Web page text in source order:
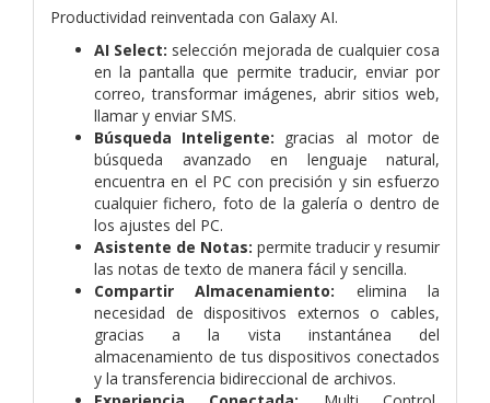
Productividad reinventada con Galaxy AI.
AI Select: selección mejorada de cualquier cosa
en la pantalla que permite traducir, enviar por
correo, transformar imágenes, abrir sitios web,
llamar y enviar SMS.
Búsqueda Inteligente: gracias al motor de
búsqueda avanzado en lenguaje natural,
encuentra en el PC con precisión y sin esfuerzo
cualquier fichero, foto de la galería o dentro de
los ajustes del PC.
Asistente de Notas: permite traducir y resumir
las notas de texto de manera fácil y sencilla.
Compartir Almacenamiento: elimina la
necesidad de dispositivos externos o cables,
gracias a la vista instantánea del
almacenamiento de tus dispositivos conectados
y la transferencia bidireccional de archivos.